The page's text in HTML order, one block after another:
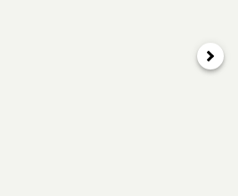
次へ